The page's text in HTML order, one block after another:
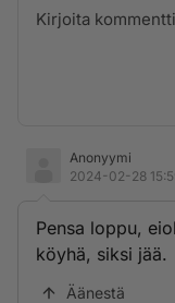
Anonyymi
2024-02-28
Pensa loppu,
köyhä, siksi jää.
Äänestä